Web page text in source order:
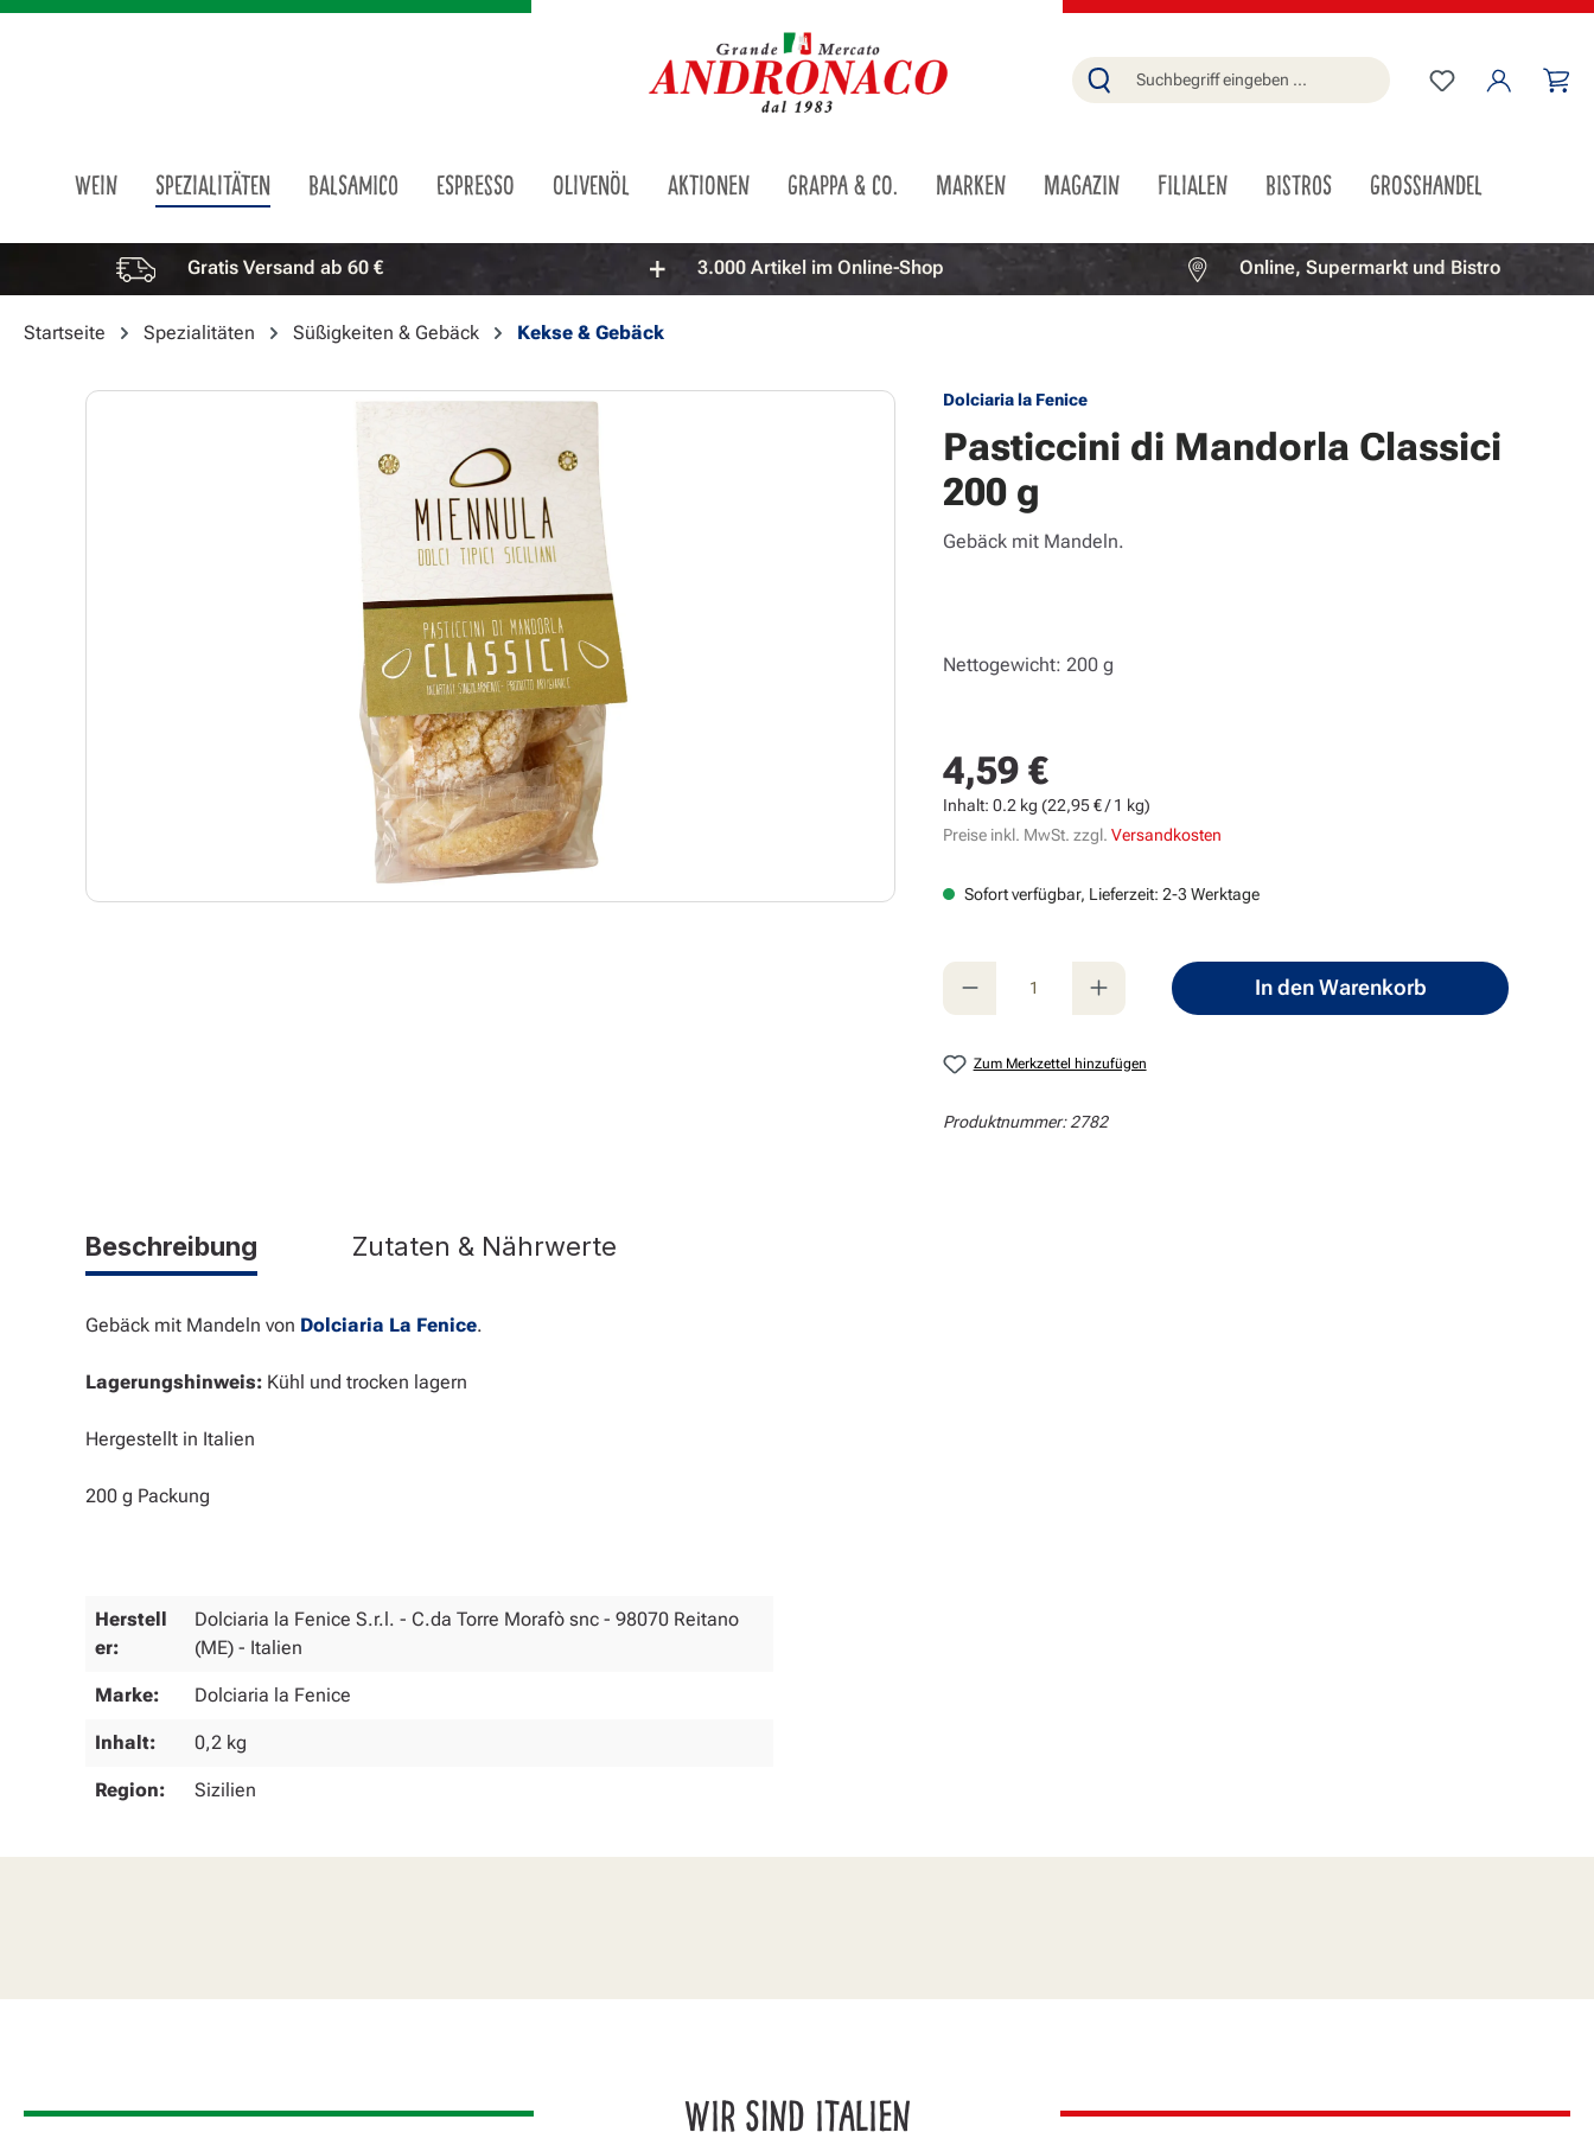
Du hast 0
WEIN SPEZIALITÄTEN BALSAMICO ESPRESSO OLIVENÖL AKTIONEN GRAPPA & CO. MARKEN MAGAZIN FILIALEN BISTROS GROSSHANDEL
Vorteile überspringen Gratis Versand ab 60 € 3.000 Artikel im Online-Shop Online, Supermarkt und Bistro
Startseite Spezialitäten Süßigkeiten & Gebäck Kekse & Gebäck
Bildergalerie überspringen Dolciaria la Fenice
Pasticcini di Mandorla Classici
200 g
Gebäck mit Mandeln.
Nettogewicht: 200 g
Regulärer Preis:
4,59 €
Inhalt:0.2 kg(22,95 € / 1 kg)
Preise inkl. MwSt. zzgl.Versandkosten
Sofort verfügbar, Lieferzeit: 2-3 Werktage
Produkt Anzahl: Gib den gewünschten Wert ein
In den Warenkorb
Zum Merkzettel hinzufügen
Produktnummer:2782
Beschreibung Zutaten & Nährwerte
Gebäck mit Mandeln von Dolciaria La Fenice.
Lagerungshinweis: Kühl und trocken lagern
Hergestellt in Italien
200 g Packung
Herstell
er:
Dolciaria la Fenice S.r.l. - C.da Torre Morafò snc - 98070 Reitano
(ME) - Italien
Marke: Dolciaria la Fenice
Inhalt: 0,2 kg
Region: Sizilien
WIR SIND ITALIEN